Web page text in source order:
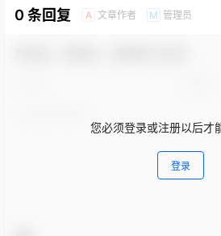
0 条回复 A 文章作者 M 管理员
您必须登录或注册以后才
登录